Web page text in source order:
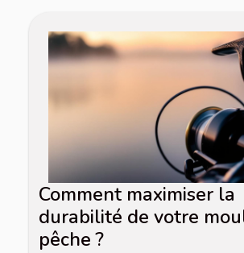
Comment maximiser la
durabilité de votre
pêche ?